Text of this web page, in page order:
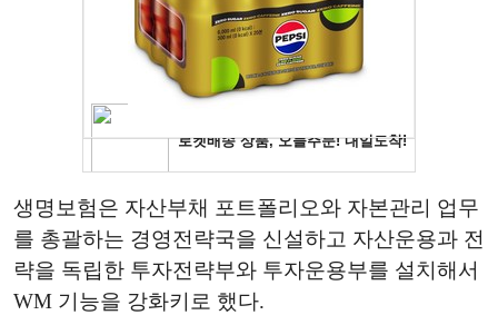
생명보험은 자산부채 포트폴리오와 자본관리 업무
를 총괄하는 경영전략국을 신설하고 자산운용과 전
략을 독립한 투자전략부와 투자운용부를 설치해서
WM 기능을 강화키로 했다.